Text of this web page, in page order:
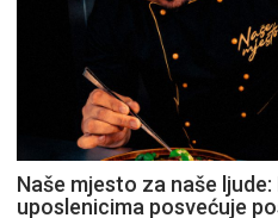
Naše mjesto za naše
uposlenicima posvećuje